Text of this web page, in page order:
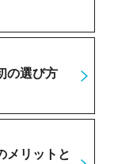
の選び方
メリットと